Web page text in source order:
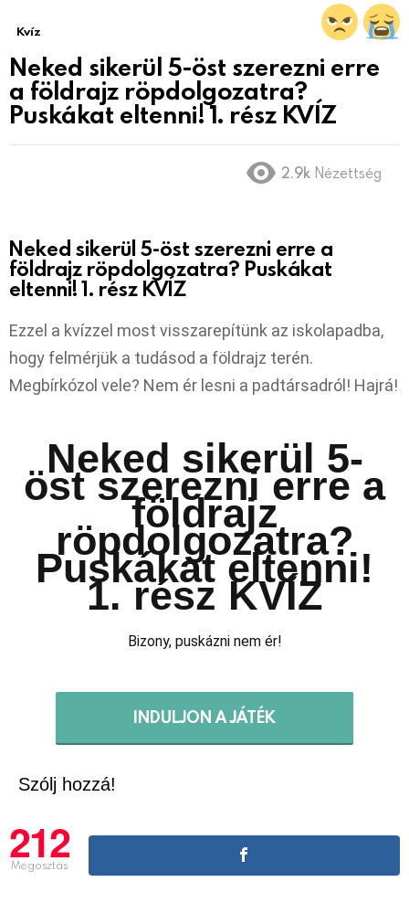
Kvíz
Neked sikerül 5-öst szerezni erre
a földrajz röpdolgozatra?
Puskákat eltenni! 1. rész KVÍZ
2.9k Nézettség
Neked sikerül 5-öst szerezni erre a
földrajz röpdolgozatra? Puskákat
eltenni! 1. rész KVÍZ
Ezzel a kvízzel most visszarepítünk az iskolapadba,
hogy felmérjük a tudásod a földrajz terén.
Megbírkózol vele? Nem ér lesni a padtársadról! Hajrá!
Neked sikerül 5-
öst szerezni erre a
földrajz
röpdolgozatra?
Puskákat eltenni!
1. rész KVÍZ
Bizony, puskázni nem ér!
INDULJON A JÁTÉK
Szólj hozzá!
212
Megosztás